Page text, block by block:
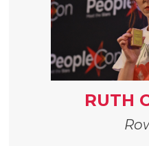
RUTH